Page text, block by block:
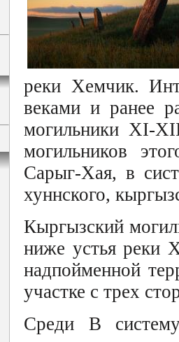
реки Хемчик.
веками и ранее
могильники XI-
могильников
Сарыг-Хая, в
хуннского,
Кыргызский
ниже устья реки
надпойменной
участке с трех
Среди В